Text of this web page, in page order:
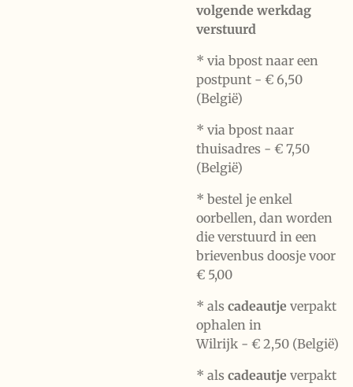
volgende werkdag
verstuurd
* via bpost naar een
postpunt - € 6,50
(België)
* via bpost naar
thuisadres - € 7,50
(België)
* bestel je enkel
oorbellen, dan worden
die verstuurd in een
brievenbus doosje voor
€ 5,00
* als cadeautje verpakt
ophalen in
Wilrijk - € 2,50 (België)
* als cadeautje verpakt